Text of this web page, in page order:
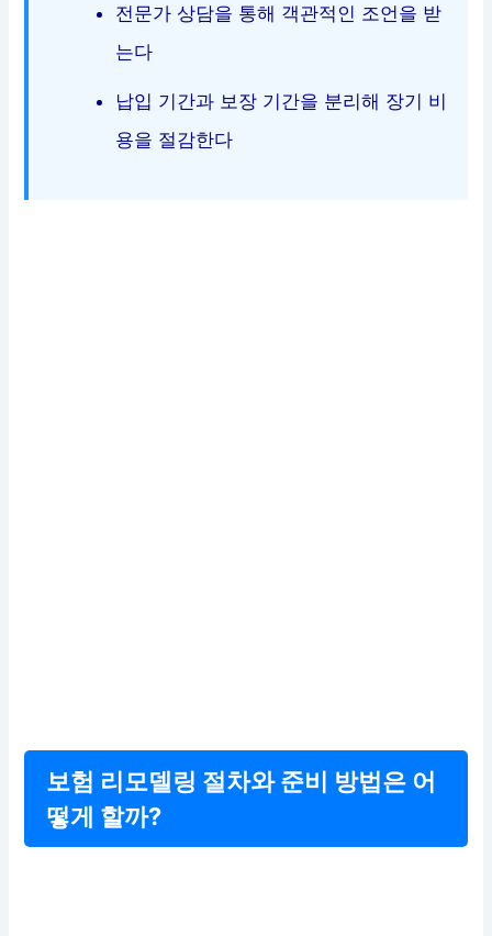
전문가 상담을 통해 객관적인 조언을 받
는다
납입 기간과 보장 기간을 분리해 장기 비
용을 절감한다
보험 리모델링 절차와 준비 방법은 어
떻게 할까?